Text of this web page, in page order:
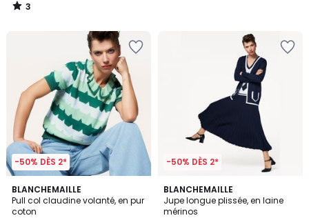
3
/
-50% DÈS 2*
BLANCHEMAILLE
Pull col claudine volanté, en pur
coton
-50% DÈS 2*
BLANCHEMAILLE
Jupe longue plissée, en laine
mérinos